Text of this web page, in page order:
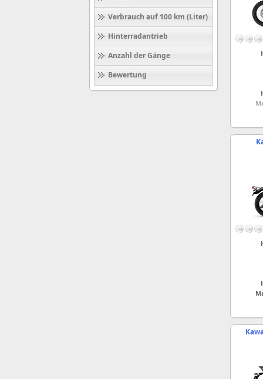
Verbrauch auf 100 km (Liter)
Hinterradantrieb
Anzahl der Gänge
Bewertung